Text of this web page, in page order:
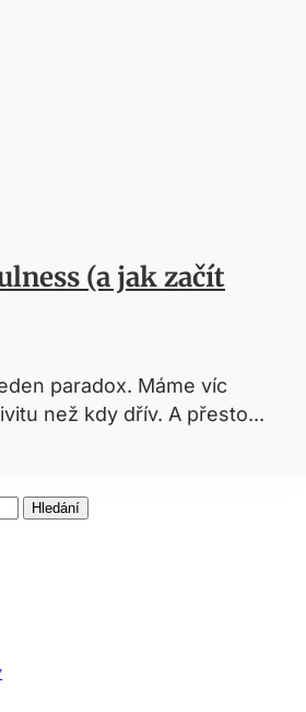
(a jak začít
paradox. Máme víc
než kdy dřív. A přesto...